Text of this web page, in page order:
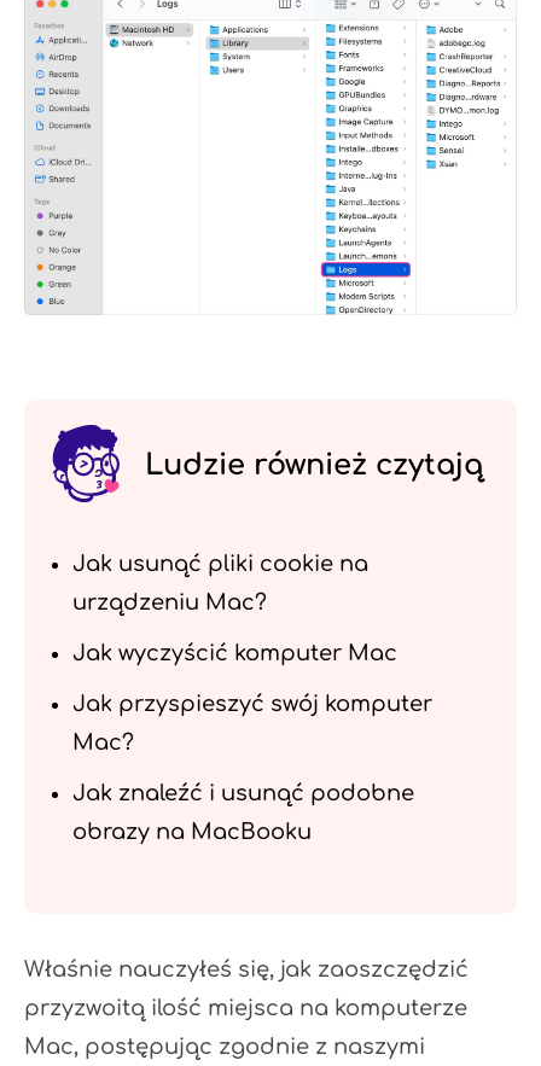
Ludzie również czytają
Jak usunąć pliki cookie na
urządzeniu Mac?
Jak wyczyścić komputer Mac
Jak przyspieszyć swój komputer
Mac?
Jak znaleźć i usunąć podobne
obrazy na MacBooku
Właśnie nauczyłeś się, jak zaoszczędzić
przyzwoitą ilość miejsca na komputerze
Mac, postępując zgodnie z naszymi